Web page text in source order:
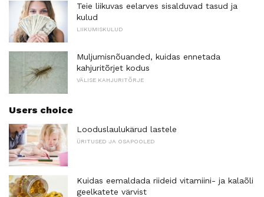
Teie liikuvas eelarves sisalduvad tasud ja
kulud
LIIKUMISKULUD
Muljumisnõuanded, kuidas ennetada
kahjuritõrjet kodus
VÄLISE KAHJURITÕRJE
Users choice
Looduslaulukärud lastele
ÜRITUSED JA OSAPOOLED
Kuidas eemaldada riideid vitamiini- ja kalaõli
geelkatete värvist